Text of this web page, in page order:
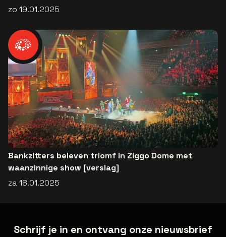
zo 19.01.2025
Bankzitters beleven triomf in Ziggo Dome met
waanzinnige show [verslag]
za 18.01.2025
Schrijf je in en ontvang onze nieuwsbrief